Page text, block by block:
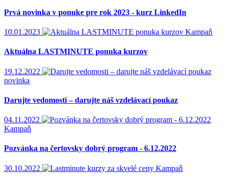
Prvá novinka v ponuke pre rok 2023 - kurz LinkedIn
10.01.2023 Kampaň
Aktuálna LASTMINUTE ponuka kurzov
19.12.2022
novinka
Darujte vedomosti – darujte náš vzdelávací poukaz
04.11.2022
Kampaň
Pozvánka na čertovsky dobrý program - 6.12.2022
30.10.2022 Kampaň